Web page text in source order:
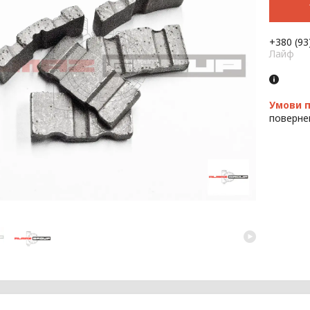
+380
Лайф